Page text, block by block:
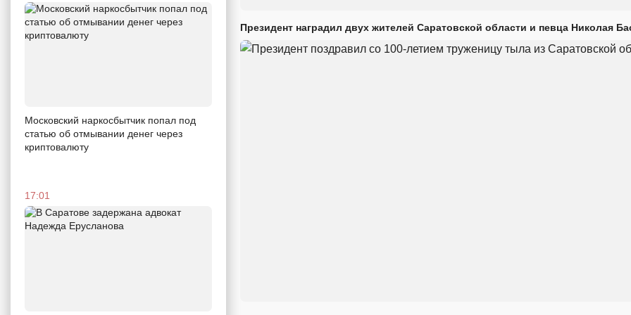
Московский наркосбытчик попал под
статью об отмывании денег через
криптовалюту
17:01
Президент наградил двух жителей Саратовской области и певца Николая